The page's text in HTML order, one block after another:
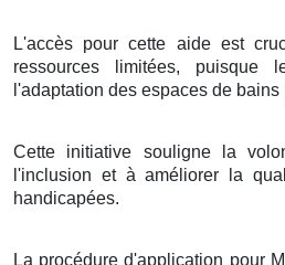
L'accès pour cette aide est
ressources limitées, puisque
l'adaptation des espaces de
Cette initiative souligne la
l'inclusion et à améliorer la
handicapées.
La procédure d'application pour